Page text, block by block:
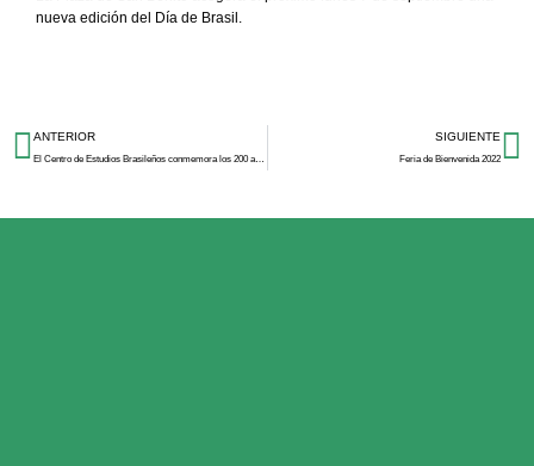
nueva edición del Día de Brasil.
ANTERIOR
El Centro de Estudios Brasileños conmemora los 200 años de la independencia de Brasil
SIGUIENTE
Feria de Bienvenida 2022